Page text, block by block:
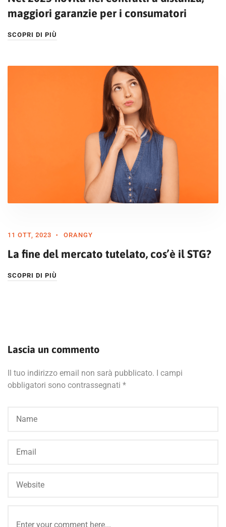
maggiori garanzie per i consumatori
SCOPRI DI PIÙ
11 OTT, 2023 ORANGY
La fine del mercato tutelato, cos’è il STG?
SCOPRI DI PIÙ
Lascia un commento
Il tuo indirizzo email non sarà pubblicato. I campi
obbligatori sono contrassegnati *